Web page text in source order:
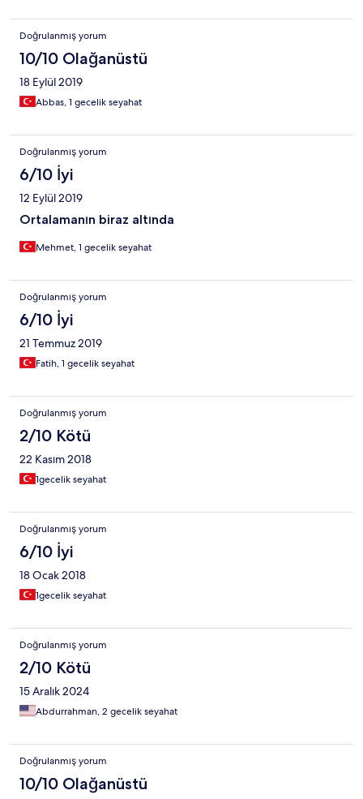
Doğrulanmış yorum
10/10 Olağanüstü
18 Eylül 2019
Abbas, 1 gecelik seyahat
Doğrulanmış yorum
6/10 İyi
12 Eylül 2019
Ortalamanın biraz altında
Mehmet, 1 gecelik seyahat
Doğrulanmış yorum
6/10 İyi
21 Temmuz 2019
Fatih, 1 gecelik seyahat
Doğrulanmış yorum
2/10 Kötü
22 Kasım 2018
1gecelik seyahat
Doğrulanmış yorum
6/10 İyi
18 Ocak 2018
1gecelik seyahat
Doğrulanmış yorum
2/10 Kötü
15 Aralık 2024
Abdurrahman, 2 gecelik seyahat
Doğrulanmış yorum
10/10 Olağanüstü